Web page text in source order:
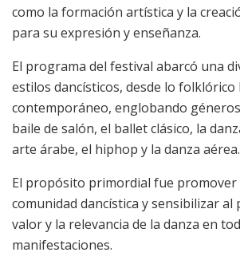
como la formación artística y la
para su expresión y enseñanza.
El programa del festival abarcó una
estilos dancísticos, desde lo folklórico
contemporáneo, englobando
baile de salón, el balletclásico, la
arte árabe, el hiphop y la danza aérea.
El propósito primordial fue promover
comunidad dancística y sensibilizar al
valor y la relevancia de la danza en
manifestaciones.